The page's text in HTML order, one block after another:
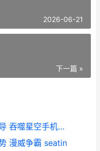
2026-06-21
下一篇 »
吞噬星空手机游戏阵型组合指导 吞噬星空手机游戏
漫威争霸 seatin